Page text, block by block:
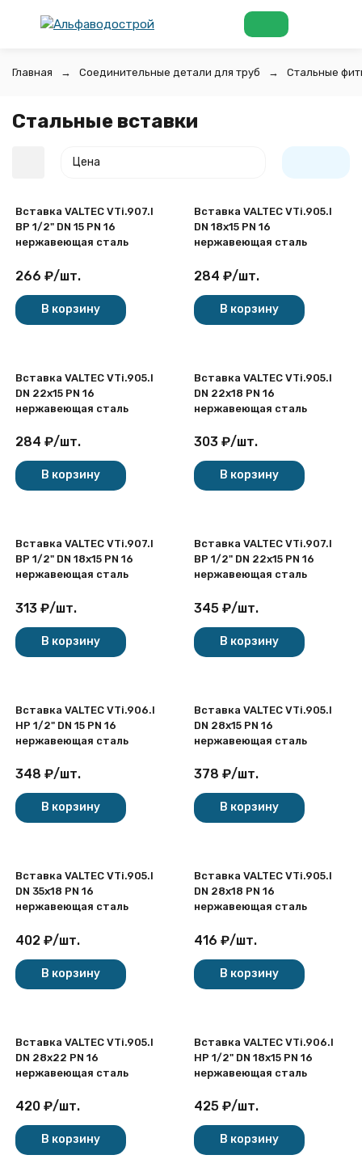
Главная Соединительные детали для труб Стальные
Стальные вставки
Цена
Вставка VALTEC VTi.907.I
ВР 1/2" DN 15 PN 16
нержавеющая сталь
266 ₽/шт.
В корзину
Вставка VALTEC VTi.905.I
DN 18x15 PN 16
нержавеющая сталь
284 ₽/шт.
В корзину
Вставка VALTEC VTi.905.I
DN 22x15 PN 16
нержавеющая сталь
284 ₽/шт.
В корзину
Вставка VALTEC VTi.905.I
DN 22x18 PN 16
нержавеющая сталь
303 ₽/шт.
В корзину
Вставка VALTEC VTi.907.I
ВР 1/2" DN 18x15 PN 16
нержавеющая сталь
313 ₽/шт.
В корзину
Вставка VALTEC VTi.907.I
ВР 1/2" DN 22x15 PN 16
нержавеющая сталь
345 ₽/шт.
В корзину
Вставка VALTEC VTi.906.I
НР 1/2" DN 15 PN 16
нержавеющая сталь
348 ₽/шт.
В корзину
Вставка VALTEC VTi.905.I
DN 28x15 PN 16
нержавеющая сталь
378 ₽/шт.
В корзину
Вставка VALTEC VTi.905.I
DN 35x18 PN 16
нержавеющая сталь
402 ₽/шт.
В корзину
Вставка VALTEC VTi.905.I
DN 28x18 PN 16
нержавеющая сталь
416 ₽/шт.
В корзину
Вставка VALTEC VTi.905.I
DN 28x22 PN 16
нержавеющая сталь
420 ₽/шт.
В корзину
Вставка VALTEC VTi.906.I
НР 1/2" DN 18x15 PN 16
нержавеющая сталь
425 ₽/шт.
В корзину